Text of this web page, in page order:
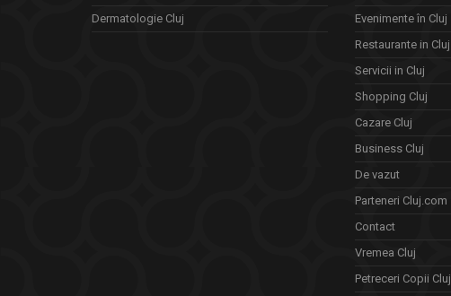
Dermatologie Cluj
Evenimente în Cluj
Restaurante in Cluj
Servicii in Cluj
Shopping Cluj
Cazare Cluj
Business Cluj
De vazut
Parteneri Cluj.com
Contact
Vremea Cluj
Petreceri Copii Cluj